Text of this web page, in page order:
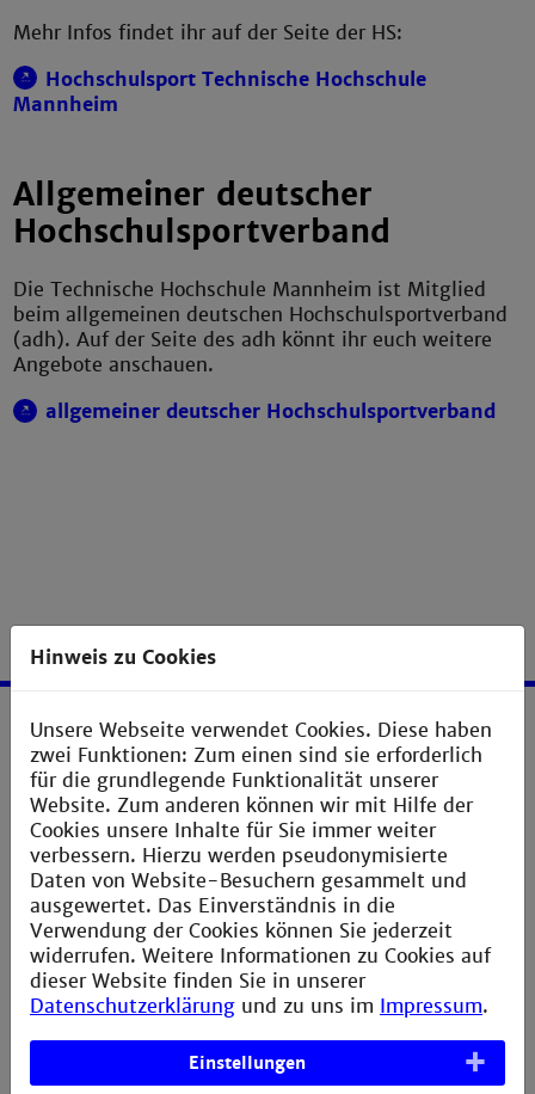
Mehr Infos findet ihr auf der Seite der HS:
Hochschulsport Technische Hochschule
Mannheim
Allgemeiner deutscher
Hochschulsportverband
Die Technische Hochschule Mannheim ist Mitglied
beim allgemeinen deutschen Hochschulsportverband
(adh). Auf der Seite des adh könnt ihr euch weitere
Angebote anschauen.
allgemeiner deutscher Hochschulsportverband
Service
Impressum
Erklärung zur Barrierefreiheit
Datenschutzerklärung
Sitemap
Anfahrt
Verbesserungsvorschlag melden
Hinweis zu Cookies
Unsere Webseite verwendet Cookies. Diese haben
zwei Funktionen: Zum einen sind sie erforderlich
für die grundlegende Funktionalität unserer
Website. Zum anderen können wir mit Hilfe der
Cookies unsere Inhalte für Sie immer weiter
verbessern. Hierzu werden pseudonymisierte
Daten von Website-Besuchern gesammelt und
ausgewertet. Das Einverständnis in die
Verwendung der Cookies können Sie jederzeit
widerrufen. Weitere Informationen zu Cookies auf
dieser Website finden Sie in unserer
Datenschutzerklärung und zu uns im Impressum.
Einstellungen